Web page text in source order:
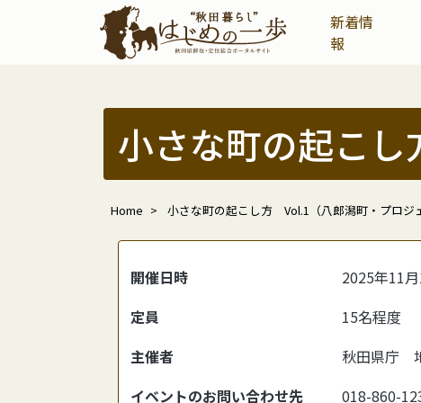
新着情
報
小さな町の起こ
Home 小さな町の起こし方 Vol.1（八郎潟町・プロジ
開催日時
2025年11
定員
15名程度
主催者
秋田県庁
イベントのお問い合わせ先
018-860-